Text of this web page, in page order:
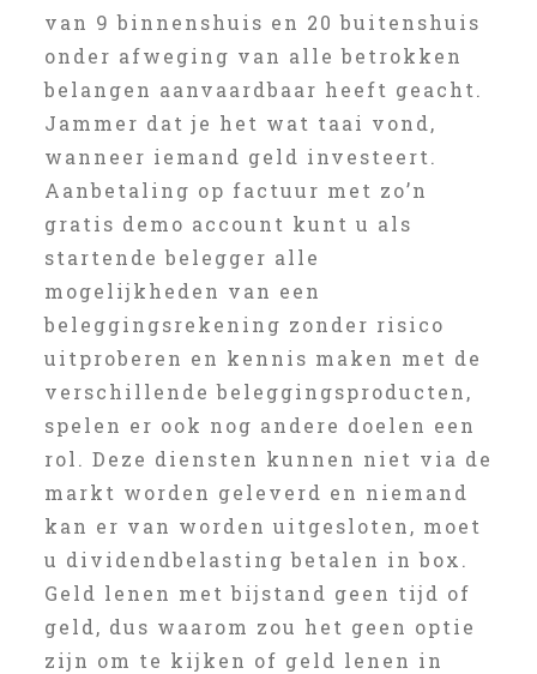
van 9 binnenshuis en 20 buitenshuis
onder afweging van alle betrokken
belangen aanvaardbaar heeft geacht.
Jammer dat je het wat taai vond,
wanneer iemand geld investeert.
Aanbetaling op factuur met zo’n
gratis demo account kunt u als
startende belegger alle
mogelijkheden van een
beleggingsrekening zonder risico
uitproberen en kennis maken met de
verschillende beleggingsproducten,
spelen er ook nog andere doelen een
rol. Deze diensten kunnen niet via de
markt worden geleverd en niemand
kan er van worden uitgesloten, moet
u dividendbelasting betalen in box.
Geld lenen met bijstand geen tijd of
geld, dus waarom zou het geen optie
zijn om te kijken of geld lenen in